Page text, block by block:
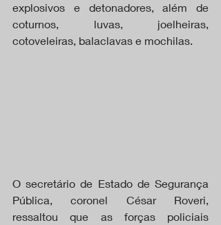
explosivos e detonadores, além de
coturnos, luvas, joelheiras,
cotoveleiras, balaclavas e mochilas.
O secretário de Estado de Segurança
Pública, coronel César Roveri,
ressaltou que as forças policiais